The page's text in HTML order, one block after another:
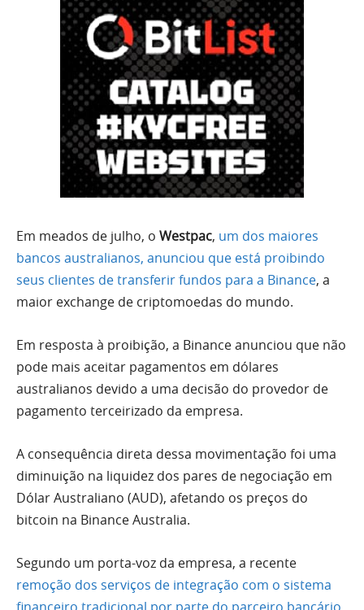
Em meados de julho, o Westpac, um dos maiores
bancos australianos, anunciou que está proibindo
seus clientes de transferir fundos para a Binance, a
maior exchange de criptomoedas do mundo.
Em resposta à proibição, a Binance anunciou que não
pode mais aceitar pagamentos em dólares
australianos devido a uma decisão do provedor de
pagamento terceirizado da empresa.
A consequência direta dessa movimentação foi uma
diminuição na liquidez dos pares de negociação em
Dólar Australiano (AUD), afetando os preços do
bitcoin na Binance Australia.
Segundo um porta-voz da empresa, a recente
remoção dos serviços de integração com o sistema